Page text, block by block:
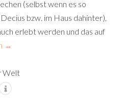
(selbst wenn es so
bzw. im Haus dahinter),
erlebt werden und das auf
→
Welt